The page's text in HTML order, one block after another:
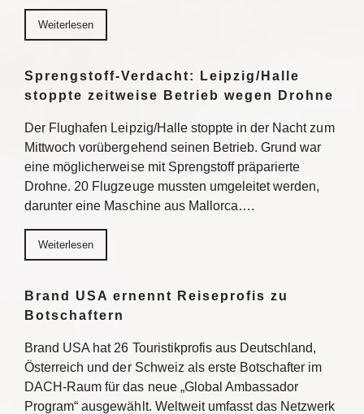
Weiterlesen
Sprengstoff-Verdacht: Leipzig/Halle
stoppte zeitweise Betrieb wegen Drohne
Der Flughafen Leipzig/Halle stoppte in der Nacht zum
Mittwoch vorübergehend seinen Betrieb. Grund war
eine möglicherweise mit Sprengstoff präparierte
Drohne. 20 Flugzeuge mussten umgeleitet werden,
darunter eine Maschine aus Mallorca….
Weiterlesen
Brand USA ernennt Reiseprofis zu
Botschaftern
Brand USA hat 26 Touristikprofis aus Deutschland,
Österreich und der Schweiz als erste Botschafter im
DACH-Raum für das neue „Global Ambassador
Program“ ausgewählt. Weltweit umfasst das Netzwerk